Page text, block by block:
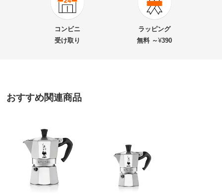
900-KR10-85
ビアレッティ モカエクスプレス2CUP 直火式エスプ
送料・送料種
基本配送料：¥
■サイズ：約8×14×14.5cm
■重量：約380ｇ
■抽出量：約90ml
■素材 本体:アルミニウム、フィルター…アルミニウム、
千葉県
2025/10/01
すべての口コミを見る
コンビニ
受け取り
ラッピング
無料 ～¥390
おすすめ関連商品